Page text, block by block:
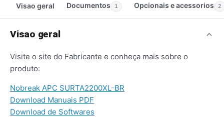
Visao geral Documentos 1 Opcionais e acessorios 2
Visao geral
Visite o site do Fabricante e conheça mais sobre o
produto:
Nobreak APC SURTA2200XL-BR
Download Manuais PDF
Download de Softwares